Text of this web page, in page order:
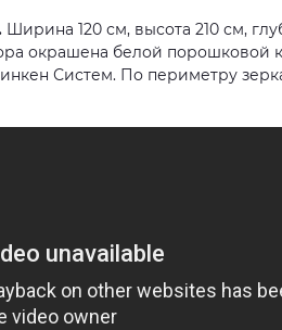
Ширина 120 см, высота 210 см,
окрашена белой порошковой
Систем. По периметру